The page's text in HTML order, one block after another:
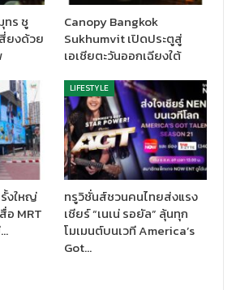
กรรมแสนพิเศษแจกฟรีแมคฟิช
50,000
พี่ๆน้องๆ ไรเดอร์ทุกแบรนด์ที่ร่วมส่งมอบ
ลูกค้าของแมคโดนัลด์ ง่ายๆ เพียงกดรับออ
วงเวลาบ่าย 2 ถึง 2 ทุ่ม ของทุกวันตั้งแต่วันที่
บฟรีแมคฟิช 1 ชิ้น จำกัด 1 ไรเดอร์/ 1 ชิ้น/ 1 ออ
ขา จำนวนทั้งหมด 50,000 ชิ้น
Proและของรางวัลอื่นๆ อีกมากมาย รวม
ำหรับลูกค้าแฟนพันธุ์แท้แมคโดนัลด์ ที่สั่งอา
ยมียอดสั่งซื้อสะสมสูงสุด จำนวน 18 ท่าน
4 ตุลาคม 2565
ทร ชู
ยงด้วย
Canopy Bangkok
Sukhumvit เปิดประตูสู่
เอเชียตะวันออกเฉียงใต้
งใหญ่
อ MRT
LIFESTYLE
ทรูวิชั่นส์ชวนคนไทยส่งแรง
เชียร์ “เนเน่ รอยัล” ลุ้นทุก
โมเมนต์บนเวที America’s
Got…